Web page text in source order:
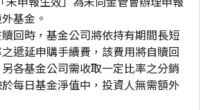
基金。
回時，基金公司將依持有期間長短
遞延申購手續費，該費用將自贖回
各基金公司需收取一定比率之分銷
每日基金淨值中，投資人無需額外